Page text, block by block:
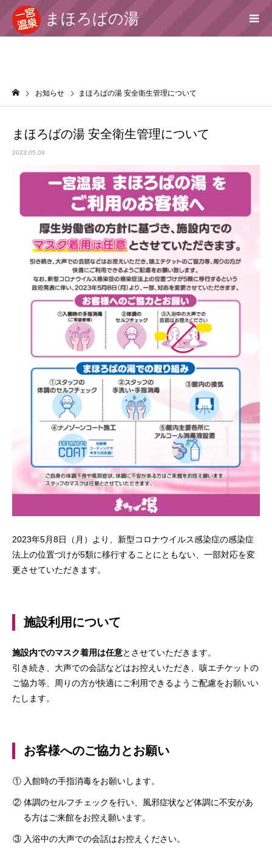
まほろばの湯
お知らせ まほろばの湯 安全衛生管理について
まほろばの湯 安全衛生管理について
2023.05.08
2023年5月8日（月）より、新型コロナウイルス感染症の感染症
法上の位置づけが5類に移行することにともない、一部対応を変
更させていただきます。
施設利用について
施設内でのマスク着用は任意とさせていただきます。
引き続き、大声での会話などはお控えいただき、咳エチケットの
ご協力等、周りの方が快適にご利用できるようご配慮をお願いい
たします。
お客様へのご協力とお願い
① 入館時の手指消毒をお願いします。
② 体調のセルフチェックを行い、風邪症状など体調に不安があ
る方はご来館をお控え願います。
③ 入浴中の大声での会話はお控えください。